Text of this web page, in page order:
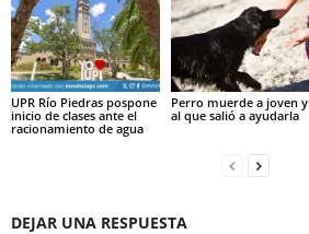
UPR Río Piedras pospone
inicio de clases ante el
racionamiento de agua
Perro muerde a joven y
al que salió a ayudarla
DEJAR UNA RESPUESTA